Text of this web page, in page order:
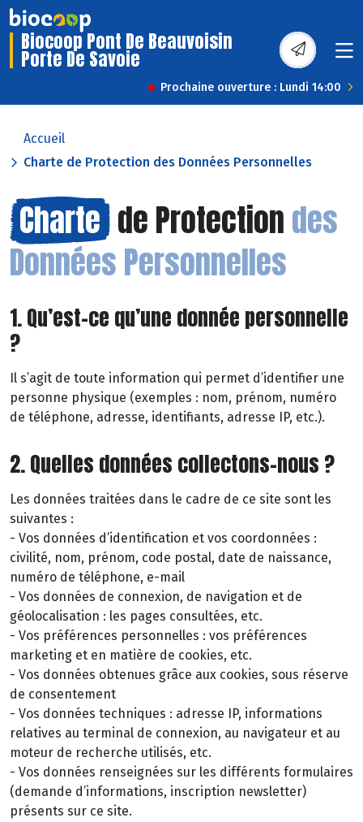
Biocoop Pont De Beauvoisin
Porte De Savoie
Prochaine ouverture : Lundi 14:00
Accueil
Charte de Protection des Données Personnelles
Charte de Protectiondes
Données Personnelles
1. Qu’est-ce qu’une donnée personnelle
?
Il s’agit de toute information qui permet d’identifier une
personne physique (exemples : nom, prénom, numéro
de téléphone, adresse, identifiants, adresse IP, etc.).
2. Quelles données collectons-nous ?
Les données traitées dans le cadre de ce site sont les
suivantes :
- Vos données d’identification et vos coordonnées :
civilité, nom, prénom, code postal, date de naissance,
numéro de téléphone, e-mail
- Vos données de connexion, de navigation et de
géolocalisation : les pages consultées, etc.
- Vos préférences personnelles : vos préférences
marketing et en matière de cookies, etc.
- Vos données obtenues grâce aux cookies, sous réserve
de consentement
- Vos données techniques : adresse IP, informations
relatives au terminal de connexion, au navigateur et au
moteur de recherche utilisés, etc.
- Vos données renseignées sur les différents formulaires
(demande d’informations, inscription newsletter)
présents sur ce site.